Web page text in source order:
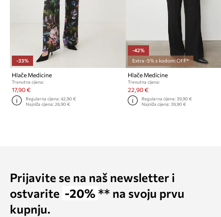
-33%
Hlače Medicine
Trenutna cijena:
17,90 €
Regularna cijena:42,90 €
Najniža cijena:26,90 €
-42%
Extra -5% s kodom: OFF*
Hlače Medicine
Trenutna cijena:
22,90 €
Regularna cijena: 39,90 €
Najniža cijena: 39,90 €
Prijavite se na naš newsletter i
ostvarite -20% ** na svoju prvu
kupnju.